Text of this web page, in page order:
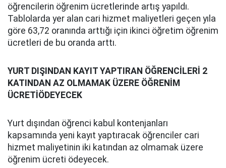
öğrencilerin öğrenim ücretlerinde artış yapıldı.
Tablolarda yer alan cari hizmet maliyetleri geçen yıla
göre 63,72 oranında arttığı için ikinci öğretim öğrenim
ücretleri de bu oranda arttı.
YURT DIŞINDAN KAYIT YAPTIRAN ÖĞRENCİLERİ 2
KATINDAN AZ OLMAMAK ÜZERE ÖĞRENİM
ÜCRETİÖDEYECEK
Yurt dışından öğrenci kabul kontenjanları
kapsamında yeni kayıt yaptıracak öğrenciler cari
hizmet maliyetinin iki katından az olmamak üzere
öğrenim ücreti ödeyecek.